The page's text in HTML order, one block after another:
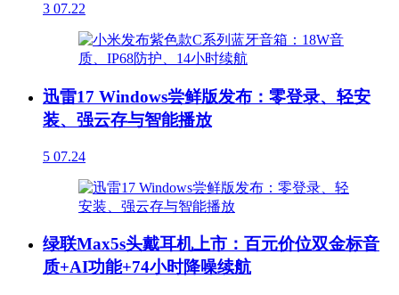
3 07.22
迅雷17 Windows尝鲜版发布：零登录、轻安
装、强云存与智能播放
5 07.24
绿联Max5s头戴耳机上市：百元价位双金标音
质+AI功能+74小时降噪续航